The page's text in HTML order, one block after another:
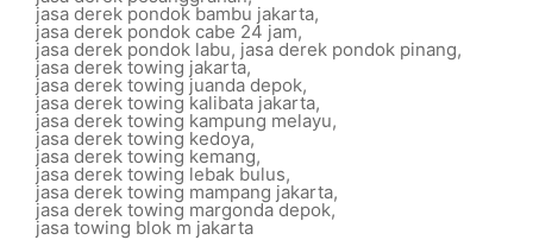
jasa derek pondok bambu jakarta,
jasa derek pondok cabe 24 jam,
jasa derek pondok labu, jasa derek pondok pinang,
jasa derek towing jakarta,
jasa derek towing juanda depok,
jasa derek towing kalibata jakarta,
jasa derek towing kampung melayu,
jasa derek towing kedoya,
jasa derek towing kemang,
jasa derek towing lebak bulus,
jasa derek towing mampang jakarta,
jasa derek towing margonda depok,
jasa towing blok m jakarta